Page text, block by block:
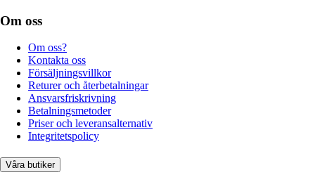
Om oss
Om oss?
Kontakta oss
Försäljningsvillkor
Returer och återbetalningar
Ansvarsfriskrivning
Betalningsmetoder
Priser och leveransalternativ
Integritetspolicy
Våra butiker